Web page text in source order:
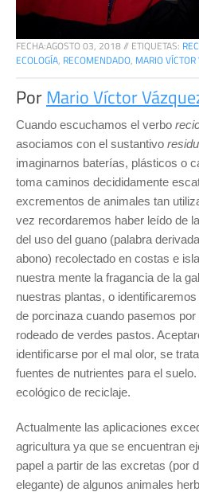
FECHA:AGOSTO 03, 2018// ETIQUETAS:
ECOLOGÍA, RECOMENDADO, MARIO
PorMario Víctor
Cuando escuchamos el verbo
asociamos con el sustantivo
imaginarnos baterías, plásticos o
toma caminos decididamente
excrementos de animales tan
vez recordaremos haber leído de
del uso del guano (palabra
abono) recolectado en costas e
nuestra mente la fragancia de la
nuestras plantas, o
de porcinaza cuando pasemos
rodeado de verdes pastos.
identificarse por el mal olor, se
fuentes de nutrientes para el
ecológico de reciclaje.
Actualmente las aplicaciones
agricultura ya que se encuentran
papel a partir de las excretas (por
elegante) de algunos animales